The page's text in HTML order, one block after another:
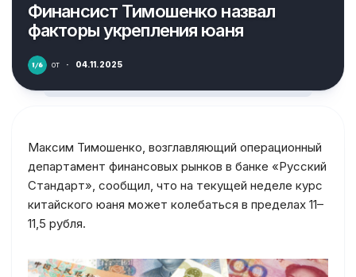
Финансист Тимошенко назвал
факторы укрепления юаня
от · 04.11.2025
Максим Тимошенко, возглавляющий операционный
департамент финансовых рынков в банке «Русский
Стандарт», сообщил, что на текущей неделе курс
китайского юаня может колебаться в пределах 11–
11,5 рубля.